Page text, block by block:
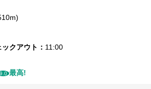
ックアウト 11:00
最高!